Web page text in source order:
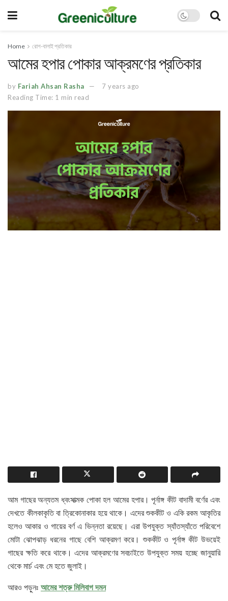
Home রোগ-বালাই প্রতিকার
আমের হপার পোকার আক্রমণের প্রতিকার
by Fariah Ahsan Rasha
7 years ago
Reading Time: 1 min read
আম গাছের অন্যতম ধ্বংসাত্মক পোকা হল আমের হপার। পূর্নাঙ্গ কীট বাদামী বর্ণের এবং
দেখতে কীলকাকৃতি বা ত্রিকোনাকার হয়ে থাকে। এদের শুককীট ও একি রকম আকৃতির
হলেও আকার ও গায়ের বর্ণ এ ভিন্নতা রয়েছে। এরা উপযুক্ত স্যাঁতস্যাঁতে পরিবেশে
মোটা ঝোপঝাড় ধরনের গাছে বেশি আক্রমণ করে। শুককীট ও পূর্নাঙ্গ কীট উভয়েই
গাছের ক্ষতি করে থাকে। এদের আক্রমণের সবচাইতে উপযুক্ত সময় হচ্ছে জানুয়ারি
থেকে মার্চ এবং মে হতে জুলাই।
আরও পড়ুনঃ আমের শত্রু মিলিবাগ দমন